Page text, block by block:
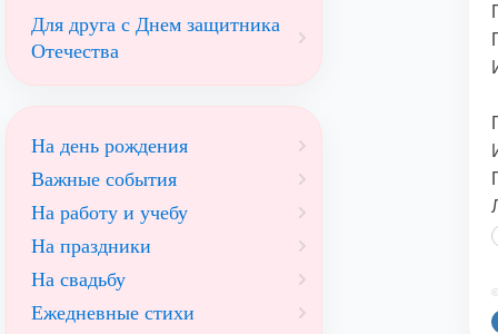
Для друга с Днем защитника
Отечества
На день рождения
Важные события
На работу и учебу
На праздники
На свадьбу
Ежедневные стихи